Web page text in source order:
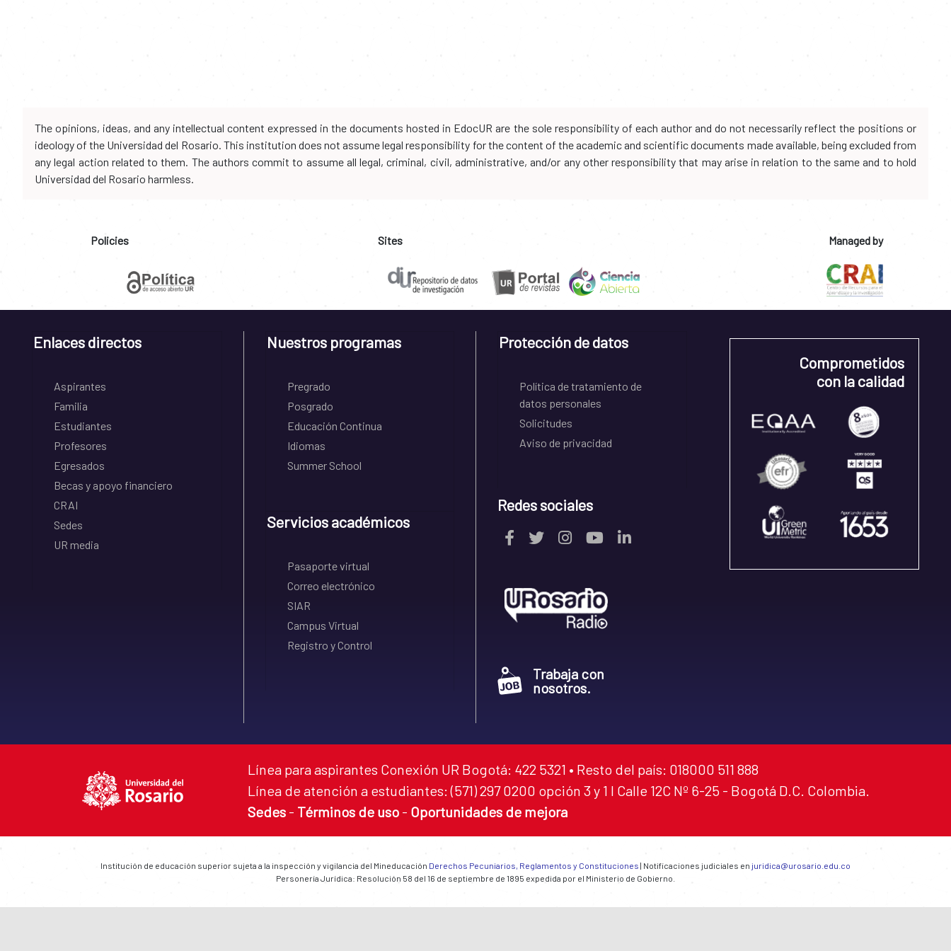
The opinions, ideas, and any intellectual content expressed in the documents hosted in EdocUR are the sole responsibility of each author and do not necessarily reflect the positions or
ideology of the Universidad del Rosario. This institution does not assume legal responsibility for the content of the academic and scientific documents made available, being excluded from
any legal action related to them. The authors commit to assume all legal, criminal, civil, administrative, and/or any other responsibility that may arise in relation to the same and to hold
Universidad del Rosario harmless.
Policies Sites Managed by
Enlaces directos
Aspirantes
Familia
Estudiantes
Profesores
Egresados
Becas y apoyo financiero
CRAI
Sedes
UR media
Nuestros programas
Pregrado
Posgrado
Educación Continua
Idiomas
Summer School
Servicios académicos
Pasaporte virtual
Correo electrónico
SIAR
Campus Virtual
Registro y Control
Protección de datos
Política de tratamiento de
datos personales
Solicitudes
Aviso de privacidad
Redes sociales
Trabaja con
nosotros.
Comprometidos
con la calidad
Línea para aspirantes Conexión UR Bogotá: 422 5321 • Resto del país: 018000 511 888
Línea de atención a estudiantes: (571) 297 0200 opción 3 y 1 I Calle 12C Nº 6-25 - Bogotá D.C. Colombia.
Sedes - Términos de uso - Oportunidades de mejora
Institución de educación superior sujeta a la inspección y vigilancia del Mineducación Derechos Pecuniarios, Reglamentos y Constituciones | Notificaciones judiciales en juridica@urosario.edu.co
Personería Jurídica: Resolución 58 del 16 de septiembre de 1895 expedida por el Ministerio de Gobierno.